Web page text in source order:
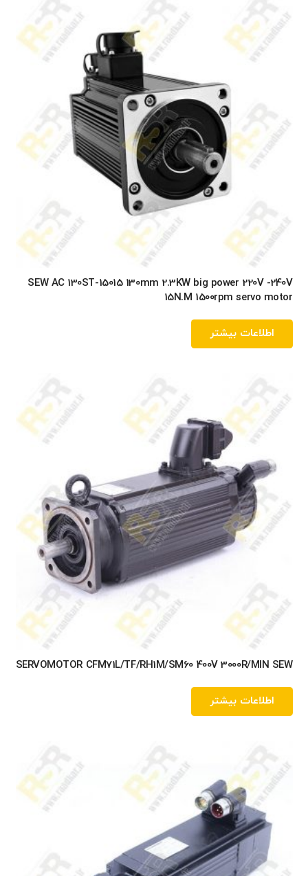
SEW AC 130ST-15015 130mm 2.3KW big power 220V -240V
15N.M 1500rpm servo motor
اطلاعات بیشتر
SERVOMOTOR CFM71L/TF/RH1M/SM60 400V 3000R/MIN SEW
اطلاعات بیشتر